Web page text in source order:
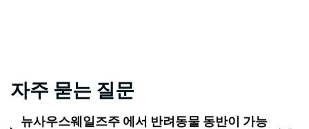
자주 묻는 질문
뉴사우스웨일즈주 에서 반려동물 동반이 가능